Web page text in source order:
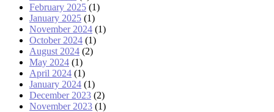
February 2025 (1)
January 2025 (1)
November 2024 (1)
October 2024 (1)
August 2024 (2)
May 2024 (1)
April 2024 (1)
January 2024 (1)
December 2023 (2)
November 2023 (1)